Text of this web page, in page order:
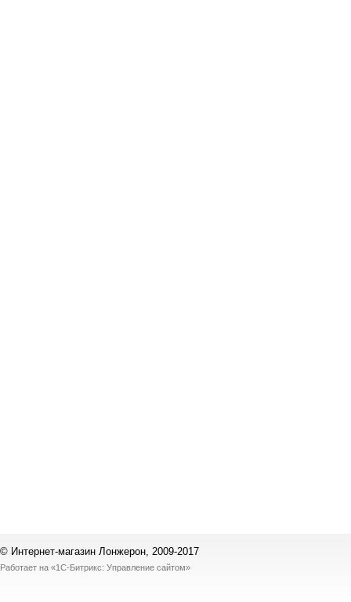
© Интернет-магазин Лонжерон, 2009-2017
Работает на «1С-Битрикс: Управление сайтом»